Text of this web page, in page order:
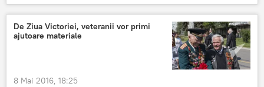
9 mai
veterani Moldova
De Ziua Victoriei, veteranii vor primi
ajutoare materiale
8 Mai 2016, 18:25